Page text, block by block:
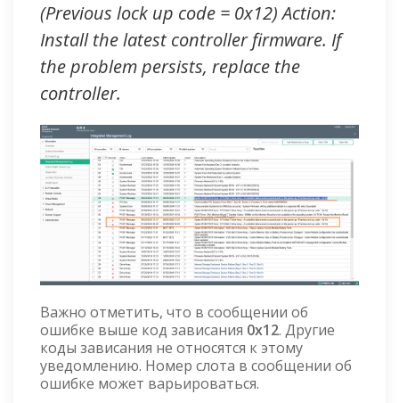
(Previous lock up code = 0x12) Action:
Install the latest controller firmware. If
the problem persists, replace the
controller.
Важно отметить, что в сообщении об
ошибке выше код зависания 0x12. Другие
коды зависания не относятся к этому
уведомлению. Номер слота в сообщении об
ошибке может варьироваться.